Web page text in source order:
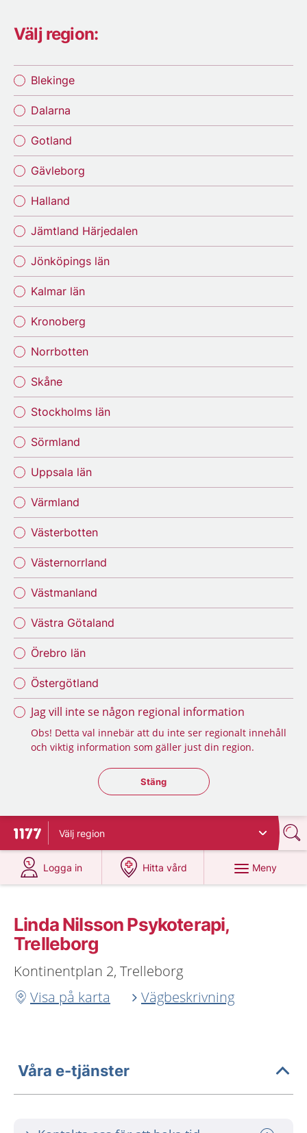
Välj region:
Blekinge
Dalarna
Gotland
Gävleborg
Halland
Jämtland Härjedalen
Jönköpings län
Kalmar län
Kronoberg
Norrbotten
Skåne
Stockholms län
Sörmland
Uppsala län
Värmland
Västerbotten
Västernorrland
Västmanland
Västra Götaland
Örebro län
Östergötland
Jag vill inte se någon regional information
Obs! Detta val innebär att du inte ser regionalt innehåll
och viktig information som gäller just din region.
Stäng regionsväljaren
Stäng
Till startsidan för 1177
Välj region
Logga in
på 1177.se
Hitta vård
på 1177.se
Meny
Linda Nilsson Psykoterapi,
Trelleborg
Kontinentplan 2, Trelleborg
Visa på karta
Vägbeskrivning
Våra e-tjänster